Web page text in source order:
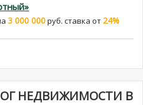
3 000 000руб. cтавка от 24%
НЕДВИЖИМОСТИ В